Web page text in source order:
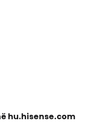
hu.hisense.com